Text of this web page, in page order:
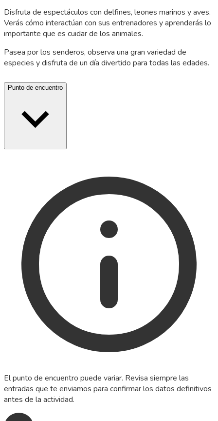
Disfruta de espectáculos con delfines, leones marinos y aves.
Verás cómo interactúan con sus entrenadores y aprenderás lo
importante que es cuidar de los animales.
Pasea por los senderos, observa una gran variedad de
especies y disfruta de un día divertido para todas las edades.
Punto de encuentro
El punto de encuentro puede variar. Revisa siempre las
entradas que te enviamos para confirmar los datos definitivos
antes de la actividad.